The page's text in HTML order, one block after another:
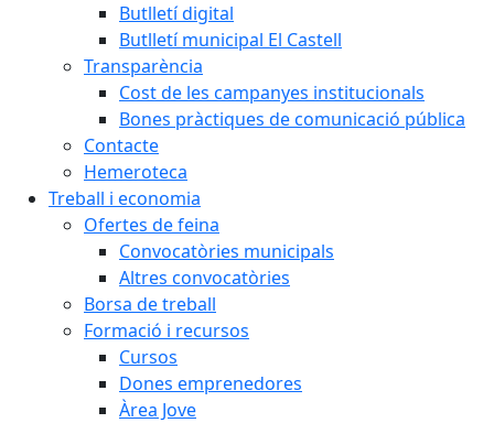
Butlletí digital
Butlletí municipal El Castell
Transparència
Cost de les campanyes institucionals
Bones pràctiques de comunicació pública
Contacte
Hemeroteca
Treball i economia
Ofertes de feina
Convocatòries municipals
Altres convocatòries
Borsa de treball
Formació i recursos
Cursos
Dones emprenedores
Àrea Jove